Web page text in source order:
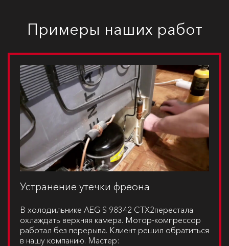
Примеры наших работ
Устранение утечки фреона
В холодильнике AEG S 98342 CTX2перестала
охлаждать верхняя камера. Мотор-компрессор
работал без перерыва. Клиент решил обратиться
в нашу компанию. Мастер: